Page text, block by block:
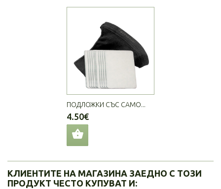
ПОДЛОЖКИ СЪС САМО...
4.50€
КЛИЕНТИТЕ НА МАГАЗИНА ЗАЕДНО С ТОЗИ
ПРОДУКТ ЧЕСТО КУПУВАТ И: